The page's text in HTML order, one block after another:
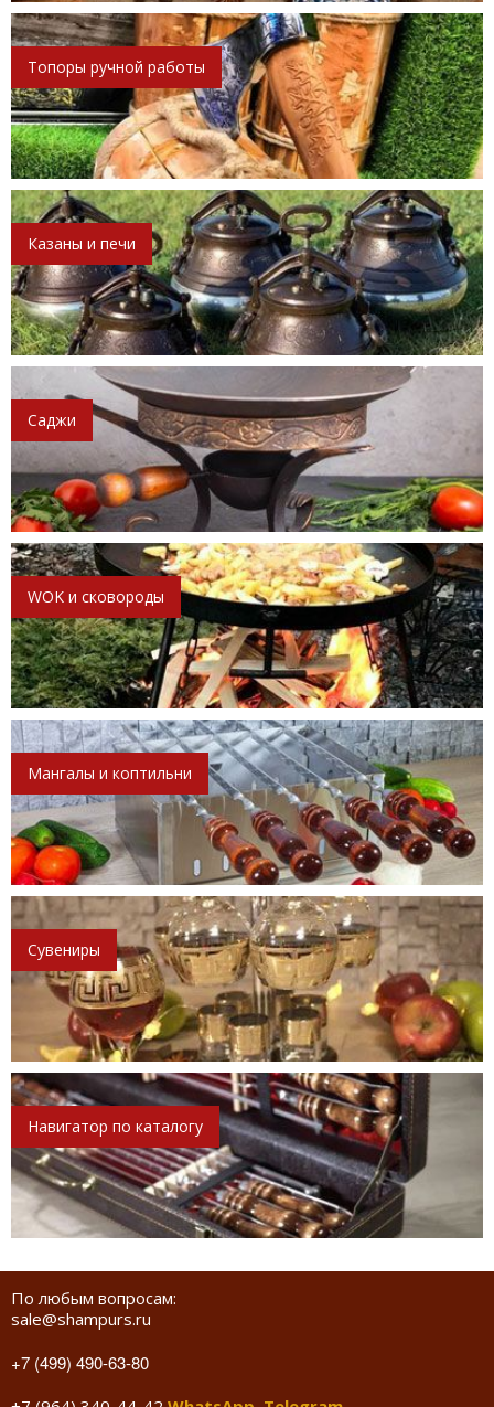
Топоры ручной работы
Казаны и печи
Саджи
WOK и сковороды
Мангалы и коптильни
Сувениры
Навигатор по каталогу
По любым вопросам:
sale@shampurs.ru
+7 (499) 490-63-80